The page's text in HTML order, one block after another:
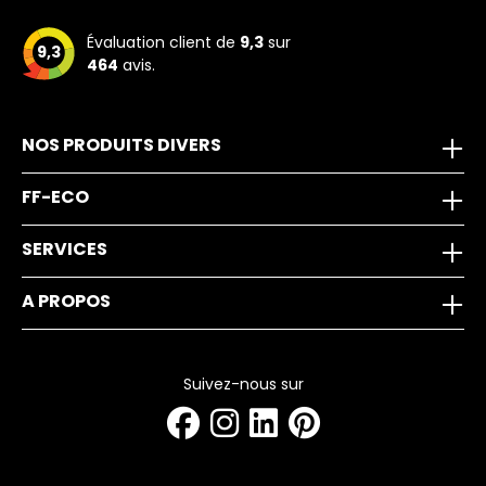
9,3 Évaluation client de 9,3 sur
464 avis.
NOS PRODUITS DIVERS
FF-ECO
SERVICES
A PROPOS
Suivez-nous sur